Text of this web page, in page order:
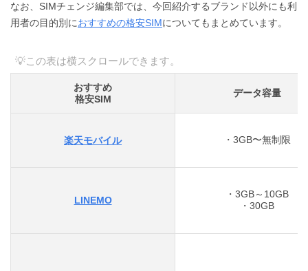
なお、SIMチェンジ編集部では、今回紹介するブランド以外にも利
用者の目的別におすすめの格安SIMについてもまとめています。
おすすめ
格安SIM
データ容量
楽天モバイル ・3GB〜無制限
LINEMO
・3GB～10GB
・30GB